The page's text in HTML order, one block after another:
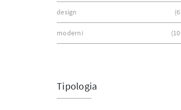
design
moderni
Tipologia